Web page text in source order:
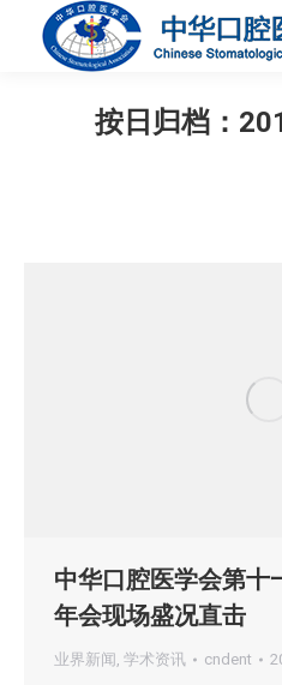
按日归档：
中华口腔医学会第十
年会现场盛况直击
业界新闻 , 学术资讯 cndent